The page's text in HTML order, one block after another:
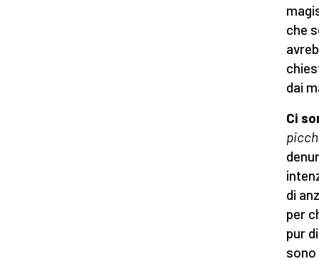
che
dai
Ci
di
per
pur